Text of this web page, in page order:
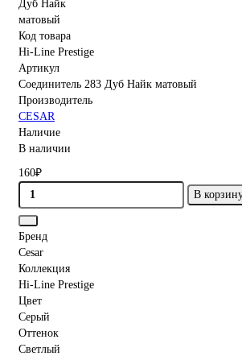
Код товара
Hi-Line Prestige
Артикул
Соединитель 283 Дуб Найк матовый
Производитель
CESAR
Наличие
В наличии
160₽
В
Бренд
Cesar
Коллекция
Hi-Line Prestige
Цвет
Серый
Оттенок
Светлый